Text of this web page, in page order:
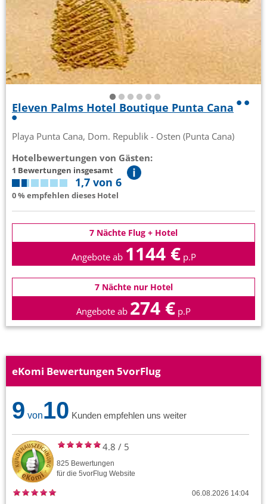
Eleven Palms Hotel Boutique Punta Cana
Playa Punta Cana, Dom. Republik - Osten (Punta Cana)
Hotelbewertungen von Gästen:
1 Bewertungen insgesamt
1,7 von 6
0 % empfehlen dieses Hotel
7 Nächte Flug + Hotel
Angebote ab 1144 € p.P
7 Nächte nur Hotel
Angebote ab 274 € p.P
eKomi Bewertungen 5vorFlug
9 von10 Kunden empfehlen uns weiter
4.8 / 5
825 Bewertungen
für die 5vorFlug Website
06.08.2026 14:04